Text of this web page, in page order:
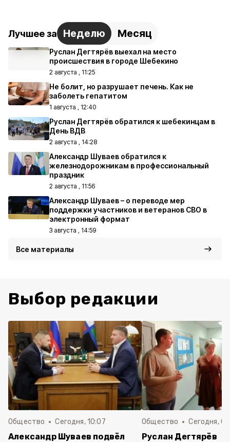
Лучшее за Неделю Месяц
Руслан Дегтярёв выехал на место
происшествия в городе Шебекино
2 августа , 11:25
Не болит, но разрушает печень. Как не
заболеть гепатитом
1 августа , 12:40
Руслан Дегтярёв обратился к шебекинцам в
День ВДВ
2 августа , 14:28
Александр Шуваев обратился к
железнодорожникам в профессиональный
праздник
2 августа , 11:56
Александр Шуваев – о переводе мер
поддержки участников и ветеранов СВО в
электронный формат
3 августа , 14:59
Все материалы
Выбор редакции
Общество Сегодня, 10:07
Александр Шуваев подвёл
Общество Сегодня,
Руслан Дегтярёв